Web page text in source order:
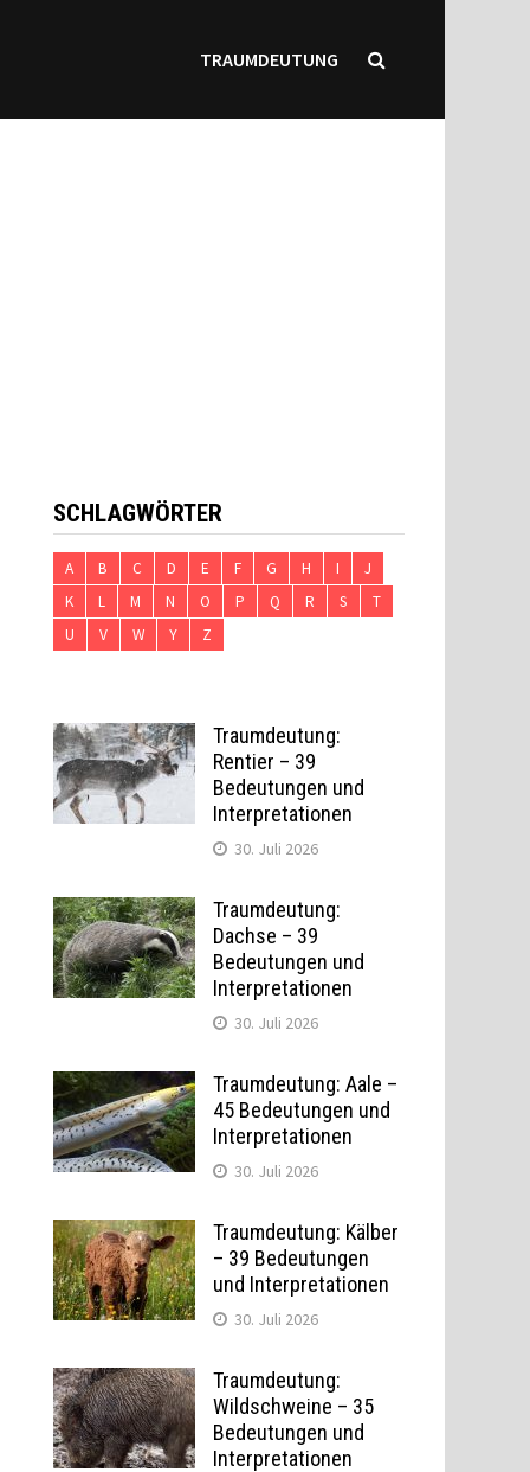
TRAUMDEUTUNG
SCHLAGWÖRTER
A B C D E F G H I
J
K
L M N O P Q R S
T
U
V W Y Z
Traumdeutung:
Rentier – 39
Bedeutungen und
Interpretationen
30. Juli 2026
Traumdeutung:
Dachse – 39
Bedeutungen und
Interpretationen
30. Juli 2026
Traumdeutung: Aale –
45 Bedeutungen und
Interpretationen
30. Juli 2026
Traumdeutung: Kälber
– 39 Bedeutungen
und Interpretationen
30. Juli 2026
Traumdeutung:
Wildschweine – 35
Bedeutungen und
Interpretationen